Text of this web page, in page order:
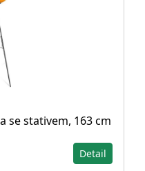
se stativem, 163 cm
Detail